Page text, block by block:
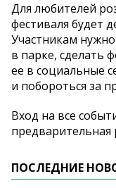
Для любителей
фестиваля будет
Участникам
в парке, сделать
ее в социальные
и побороться за
Вход на все
предварительная
ПОСЛЕДНИЕ